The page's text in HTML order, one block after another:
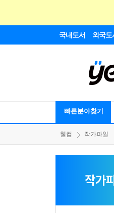
국내도서 외국도
빠른분야찾기
웰컴 작가파일
작가